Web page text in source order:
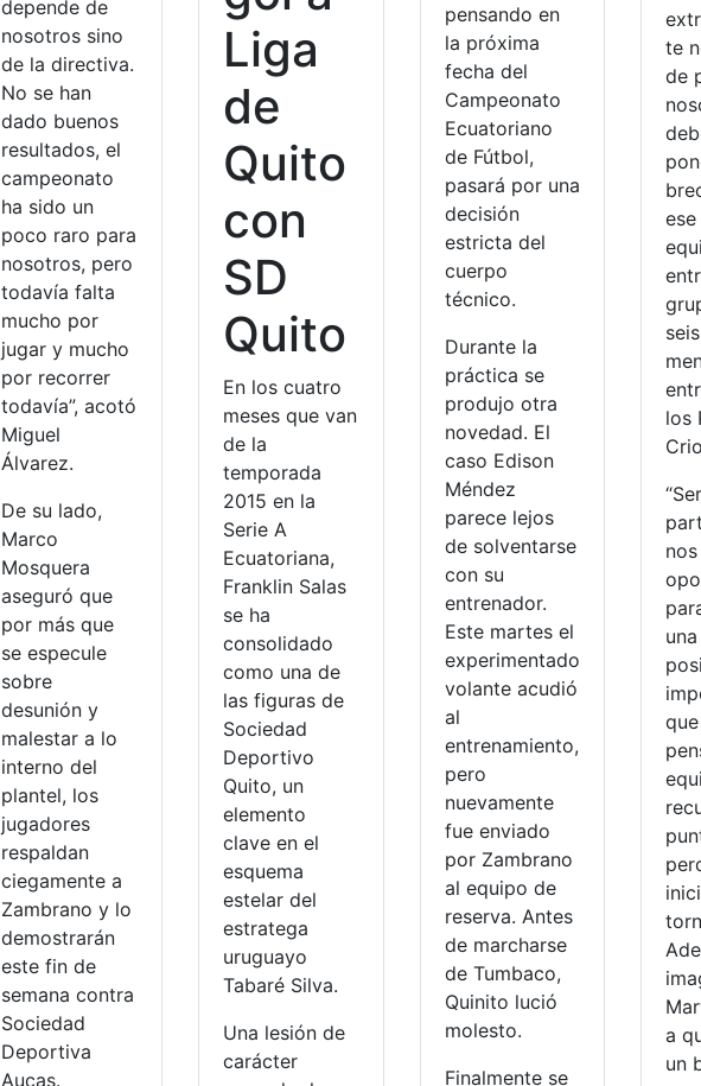
depende de
nosotros sino
de la directiva.
No se han
dado buenos
resultados, el
campeonato
ha sido un
poco raro para
nosotros, pero
todavía falta
mucho por
jugar y mucho
por recorrer
todavía”, acotó
Miguel
Álvarez.
De su lado,
Marco
Mosquera
aseguró que
por más que
se especule
sobre
desunión y
malestar a lo
interno del
plantel, los
jugadores
respaldan
ciegamente a
Zambrano y lo
demostrarán
este fin de
semana contra
Sociedad
Deportiva
Aucas.
Liga
de
Quito
con
SD
Quito
En los cuatro
meses que van
de la
temporada
2015 en la
Serie A
Ecuatoriana,
Franklin Salas
se ha
consolidado
como una de
las figuras de
Sociedad
Deportivo
Quito, un
elemento
clave en el
esquema
estelar del
estratega
uruguayo
Tabaré Silva.
Una lesión de
carácter
pensando en
la próxima
fecha del
Campeonato
Ecuatoriano
de Fútbol,
pasará por una
decisión
estricta del
cuerpo
técnico.
Durante la
práctica se
produjo otra
novedad. El
caso Edison
Méndez
parece lejos
de solventarse
con su
entrenador.
Este martes el
experimentado
volante acudió
al
entrenamiento,
pero
nuevamente
fue enviado
por Zambrano
al equipo de
reserva. Antes
de marcharse
de Tumbaco,
Quinito lució
molesto.
Finalmente se
te
de
los
a
un